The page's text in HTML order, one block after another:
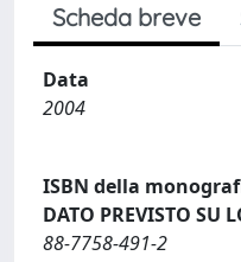
Scheda breve
Data
2004
ISBN della
DATO PREVISTO SU
88-7758-491-2